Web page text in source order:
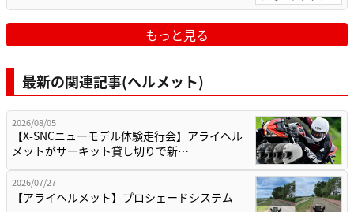
もっと見る
最新の関連記事(ヘルメット)
2026/08/05
【X-SNCニューモデル体験走行会】アライヘル
メットがサーキット貸し切りで新…
2026/07/27
【アライヘルメット】プロシェードシステム